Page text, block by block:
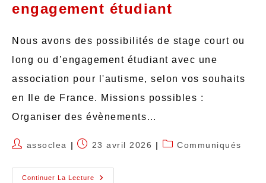
engagement étudiant
Nous avons des possibilités de stage court ou
long ou d’engagement étudiant avec une
association pour l'autisme, selon vos souhaits
en Ile de France. Missions possibles :
Organiser des évènements…
assoclea 23 avril 2026 Communiqués
Continuer La Lecture